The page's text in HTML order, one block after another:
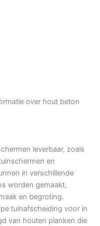
over hout beton
leverbaar, zoals
en
in verschillende
worden gemaakt,
en begroting.
tuinafscheiding voor in
van houten planken die